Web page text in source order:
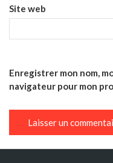
Site web
Enregistrer mon nom,
navigateur pour mon